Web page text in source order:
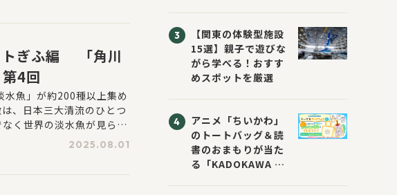
トぎふ編 「角川
4回
水魚」が約200種以上集め
、日本三大清流のひとつ
く世界の淡水魚が見られ
」の中にあり、木曽川の
2025.08.01
ジブックフェア2026
～すまない先生と読
書にチャレンジ！
～」が開催！
【関東の体験型施設
15選】親子で遊びな
がら学べる！おすす
めスポットを厳選
アニメ「ちいかわ」
のトートバッグ＆読
書のおまもりが当た
る「KADOKAWA ち